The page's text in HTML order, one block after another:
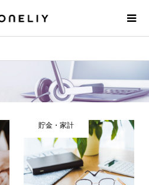
貯金・家計